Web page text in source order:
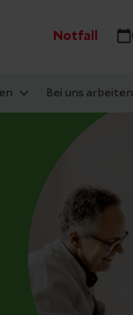
Notfall
Bei uns arbeiten